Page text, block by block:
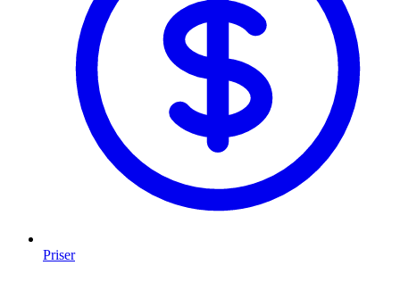
Priser